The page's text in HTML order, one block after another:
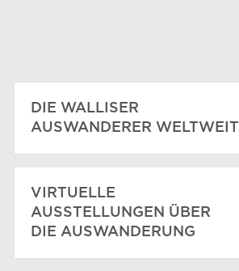
DIE WALLISER
AUSWANDERER WELTWEIT
VIRTUELLE
AUSSTELLUNGEN ÜBER
DIE AUSWANDERUNG